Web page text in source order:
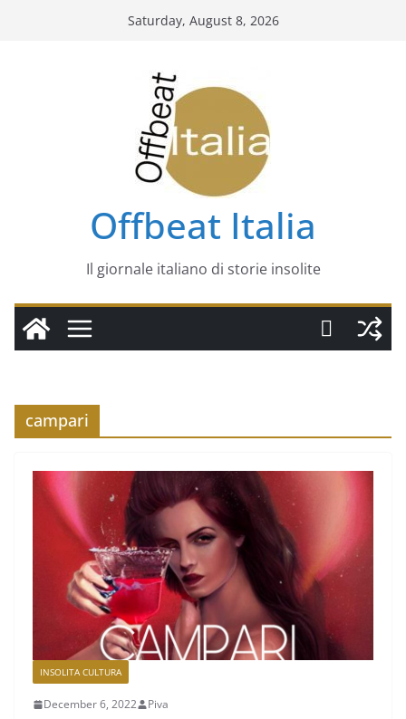
Saturday, August 8, 2026
Offbeat Italia
Il giornale italiano di storie insolite
campari
INSOLITA CULTURA
December 6, 2022 Piva